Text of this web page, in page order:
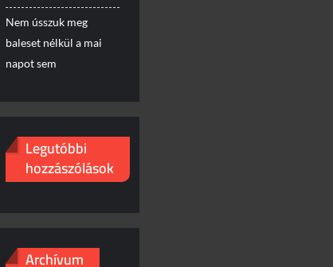
Nem ússzuk meg
baleset nélkül a mai
napot sem
Legutóbbi
hozzászólások
Archívum